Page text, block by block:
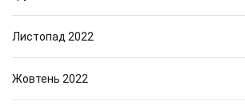
Листопад 2022
Жовтень 2022